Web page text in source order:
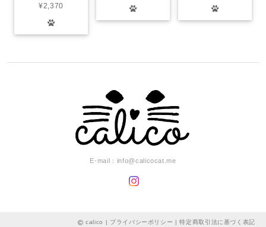
¥2,370
E-mail： info@calicocat.me
calico | プライバシーポリシー |特定商取引法に基づく表記